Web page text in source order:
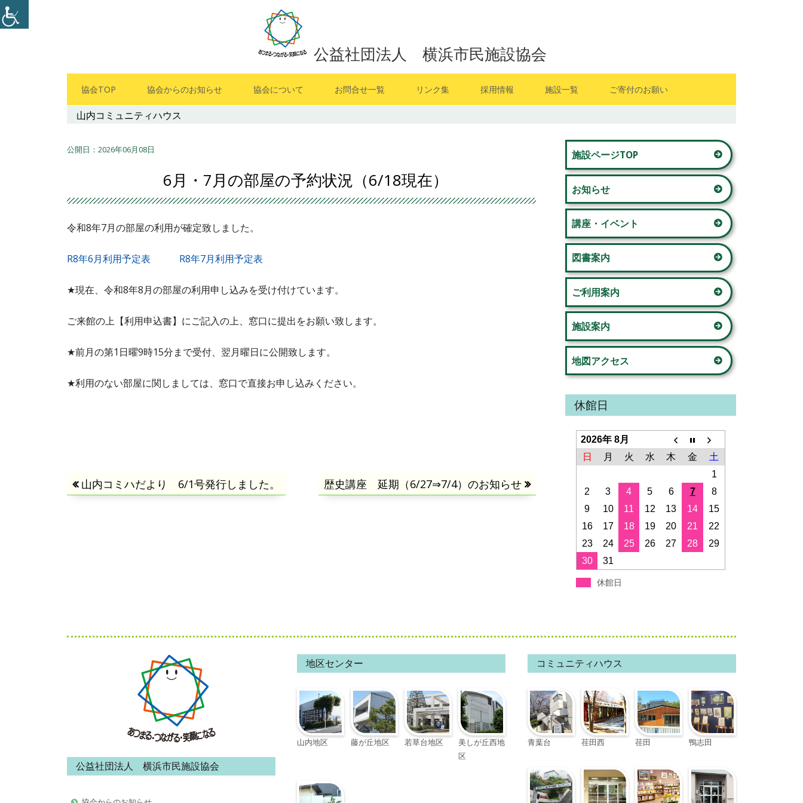
コ
ン
公益社団法人 横浜市民施設協会
メ
イ
協会TOP 協会からのお知らせ 協会について お問合せ一覧 リンク集 採用情報 施設一覧
藤が丘地区センター
若草台地区センター
美しが丘西地区センター
奈良地区センター
青葉台コミュニティハウス 「本
の家」
荏田西コミュニティハウス
荏田コミュニティハウス
美しが丘公園こどもログハウス
新石川スポーツ会館
さつきが丘コミュニティハウス
山内コミュニティハウス
桂台コミュニティハウス
すすき野コミュニティハウス
みたけ台コミュニティハウス
ご寄付のお願い
山内コミュニティハウス
2026年06月08日
6月・7月の部屋の予約状況（6/18現在）
令和8年7月の部屋の利用が確定致しました。
R8年6月利用予定表 R8年7月利用予定表
★現在、令和8年8月の部屋の利用申し込みを受け付けています。
ご来館の上【利用申込書】にご記入の上、窓口に提出をお願い致します。
★前月の第1日曜9時15分まで受付、翌月曜日に公開致します。
★利用のない部屋に関しましては、窓口で直接お申し込みください。
投
シ
前
山内コミハだより 6/1号発行しました。
次
歴史講座 延期（6/27⇒7/4）のお知らせ
メ
イ
ン
サ
イ
ド
バ
ー
施設ページTOP
お知らせ
講座・イベント
図書案内
ご利用案内
施設案内
地図アクセス
休館日
2026年 8月
日
月 火 水 木 金
土
1
2
3 4 5 6 7
8
9
10 11 12 13 14
15
16
17 18 19 20 21
22
23
24 25 26 27 28
29
30
31
休館日
テ公益社団法人 横浜市民施設協会
地区センター
山内地区 藤が丘地区 若草台地区
美しが丘西地
区
コミュニティハウス
青葉台 荏田西 荏田 鴨志田